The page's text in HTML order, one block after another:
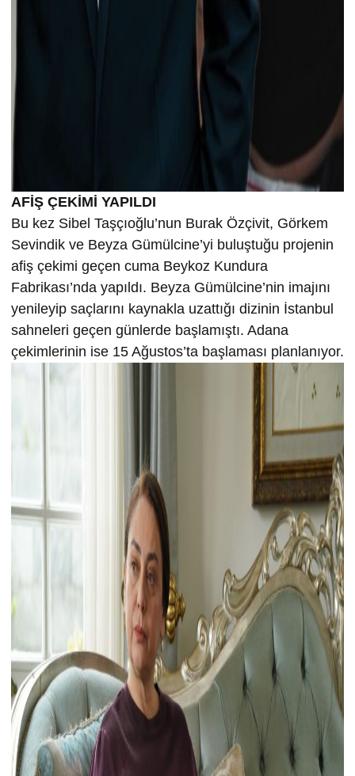
AFİŞ ÇEKİMİ YAPILDI
Bu kez Sibel Taşçıoğlu’nun Burak Özçivit, Görkem
Sevindik ve Beyza Gümülcine’yi buluştuğu projenin
afiş çekimi geçen cuma Beykoz Kundura
Fabrikası’nda yapıldı. Beyza Gümülcine’nin imajını
yenileyip saçlarını kaynakla uzattığı dizinin İstanbul
sahneleri geçen günlerde başlamıştı. Adana
çekimlerinin ise 15 Ağustos’ta başlaması planlanıyor.